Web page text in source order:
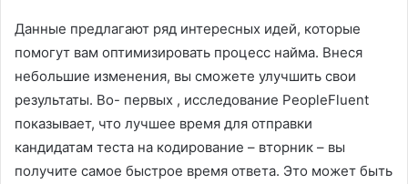
Данные предлагают ряд интересных идей, которые
помогут вам оптимизировать процесс найма. Внеся
небольшие изменения, вы сможете улучшить свои
результаты. Во- первых , исследование PeopleFluent
показывает, что лучшее время для отправки
кандидатам теста на кодирование – вторник – вы
получите самое быстрое время ответа. Это может быть